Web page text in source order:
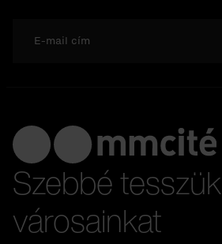
Szebbé tesszük
városainkat